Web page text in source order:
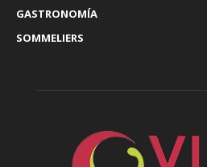
GASTRONOMÍA
SOMMELIERS